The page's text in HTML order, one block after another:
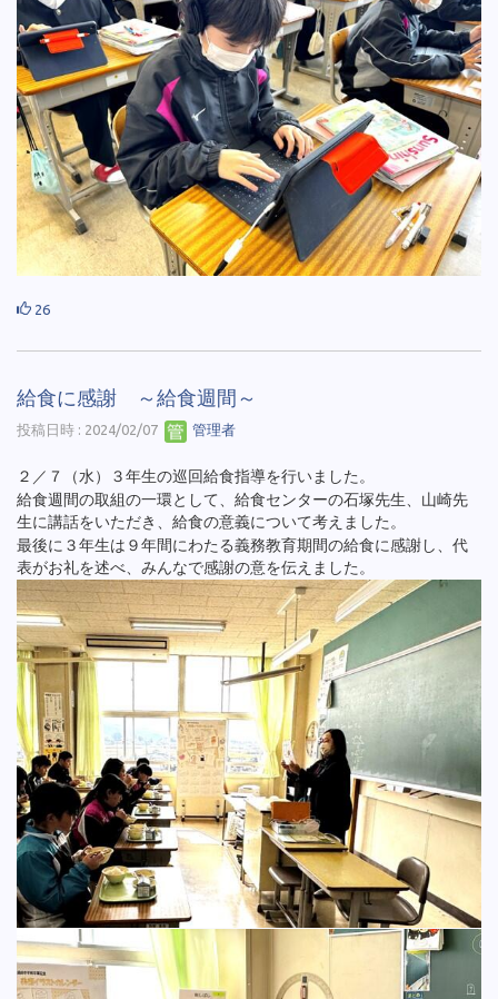
26
給食に感謝 ～給食週間～
投稿日時 : 2024/02/07 管理者
２／７（水）３年生の巡回給食指導を行いました。
給食週間の取組の一環として、給食センターの石塚先生、山崎先
生に講話をいただき、給食の意義について考えました。
最後に３年生は９年間にわたる義務教育期間の給食に感謝し、代
表がお礼を述べ、みんなで感謝の意を伝えました。